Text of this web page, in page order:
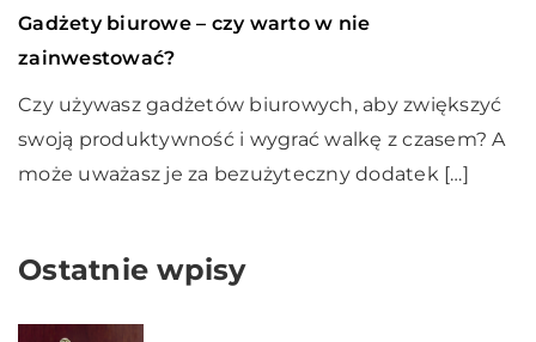
Gadżety biurowe – czy warto w nie
zainwestować?
Czy używasz gadżetów biurowych, aby zwiększyć
swoją produktywność i wygrać walkę z czasem? A
może uważasz je za bezużyteczny dodatek […]
Ostatnie wpisy